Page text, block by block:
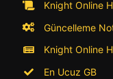
Knight Online
Güncelleme
Knight Online
En Ucuz GB